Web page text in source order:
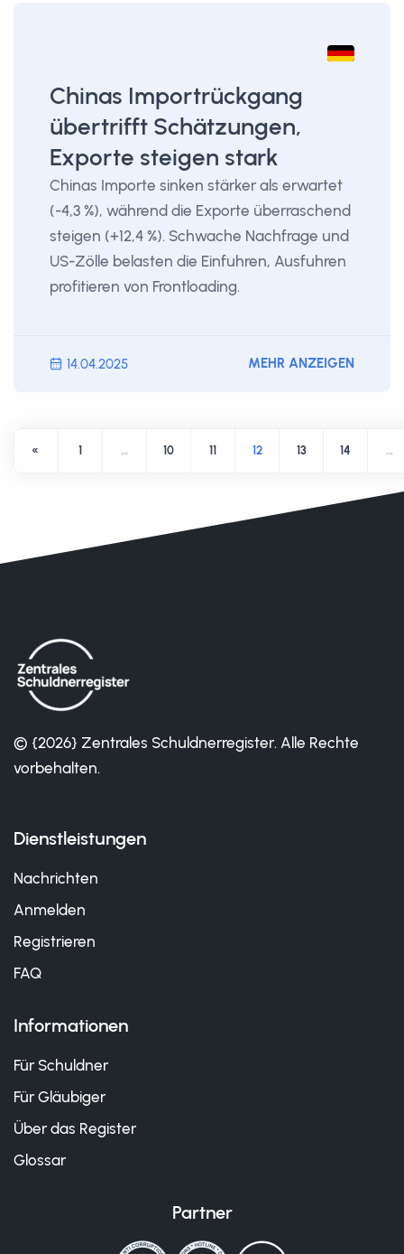
Chinas Importrückgang
übertrifft Schätzungen,
Exporte steigen stark
Chinas Importe sinken stärker als erwartet
(-4,3 %), während die Exporte überraschend
steigen (+12,4 %). Schwache Nachfrage und
US-Zölle belasten die Einfuhren, Ausfuhren
profitieren von Frontloading.
14.04.2025 MEHR ANZEIGEN
« 1 … 10 11 12 13 14 …
© {2026} Zentrales Schuldnerregister. Alle Rechte
vorbehalten.
Dienstleistungen
Nachrichten
Anmelden
Registrieren
FAQ
Informationen
Für Schuldner
Für Gläubiger
Über das Register
Glossar
Partner